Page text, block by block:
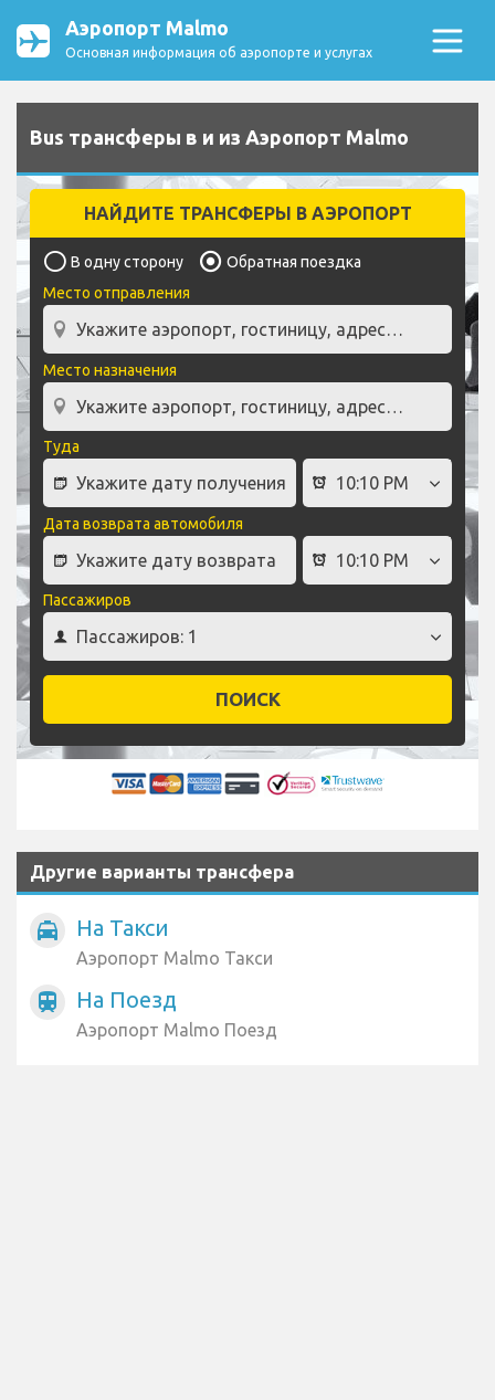
Аэропорт Malmo
Основная информация об аэропорте и услугах
Bus трансферы в и из Аэропорт Malmo
НАЙДИТЕ ТРАНСФЕРЫ В АЭРОПОРТ
В одну сторону
Обратная поездка
Место отправления
Место назначения
Туда
Дата возврата автомобиля
Пассажиров
ПОИСК
Другие варианты трансфера
local_taxi На Такси
Аэропорт Malmo Такси
train На Поезд
Аэропорт Malmo Поезд